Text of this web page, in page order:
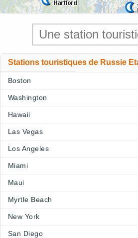
Stations touristiques de Russie
Boston
Washington
Hawaii
Las Vegas
Los Angeles
Miami
Maui
Myrtle Beach
New York
San Diego